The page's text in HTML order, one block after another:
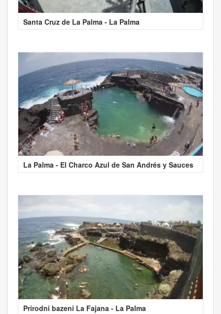
Santa Cruz de La Palma - La Palma
La Palma - El Charco Azul de San Andrés y Sauces
Prirodni bazeni La Fajana - La Palma